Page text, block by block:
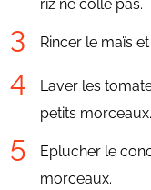
riz ne colle pas.
Rincer le maïs
Laver les
petits morceaux.
Eplucher le
morceaux.